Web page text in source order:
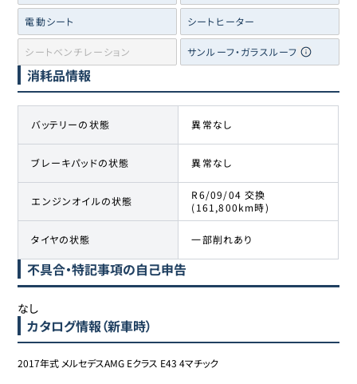
電動シート シートヒーター
シートベンチレーション サンルーフ・ガラスルーフ
消耗品情報
バッテリーの状態 異常なし
ブレーキパッドの状態 異常なし
エンジンオイルの状態
R6/09/04 交換
(161,800km時)
タイヤの状態 一部削れあり
不具合・特記事項の自己申告
なし
カタログ情報（新車時）
2017年式 メルセデスAMG Eクラス E43 4マチック